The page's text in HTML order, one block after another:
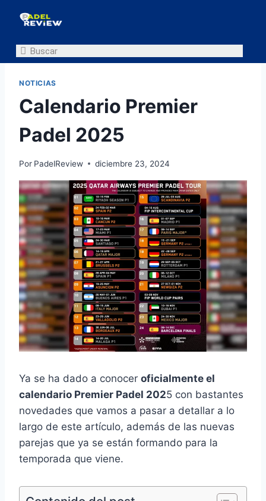
NOTICIAS
Calendario Premier
Padel 2025
Por PadelReview diciembre 23, 2024
Ya se ha dado a conocer oficialmente el
calendario Premier Padel 2025 con bastantes
novedades que vamos a pasar a detallar a lo
largo de este artículo, además de las nuevas
parejas que ya se están formando para la
temporada que viene.